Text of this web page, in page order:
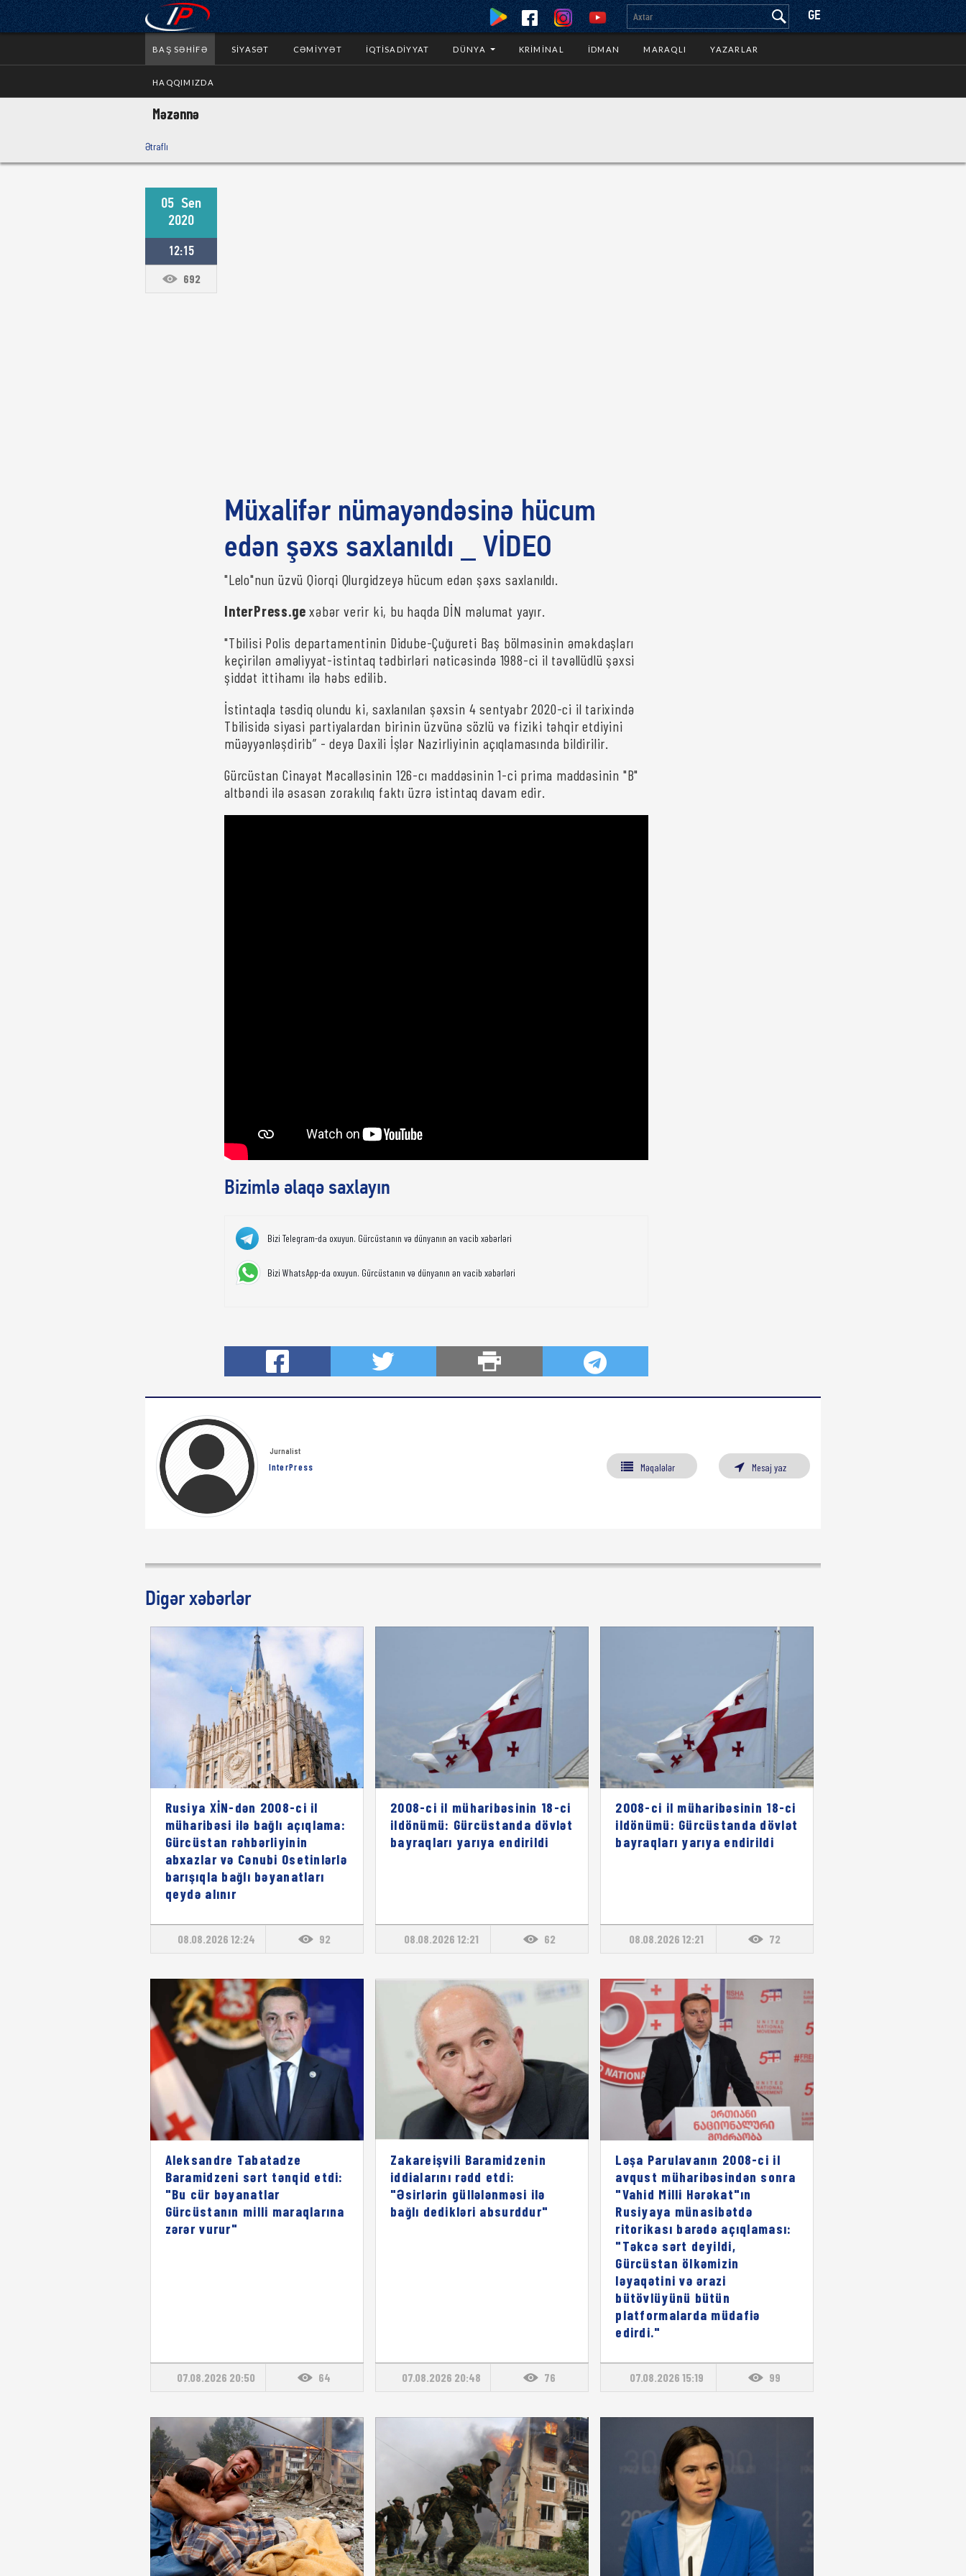
GE
BAŞ SƏHIFƏ SIYASƏT CƏMIYYƏT İQTISADIYYAT DÜNYA KRIMINAL İDMAN MARAQLI YAZARLAR
HAQQIMIZDA
Məzənnə
Ətraflı
05 Sen
2020
12:15
692
Müxalifər nümayəndəsinə hücum
edən şəxs saxlanıldı _ VİDEO
"Lelo"nun üzvü Qiorqi Qlurgidzeyə hücum edən şəxs saxlanıldı.
InterPress.ge xəbər verir ki, bu haqda DİN məlumat yayır.
"Tbilisi Polis departamentinin Didube-Çuğureti Baş bölməsinin əməkdaşları
keçirilən əməliyyat-istintaq tədbirləri nəticəsində 1988-ci il təvəllüdlü şəxsi
şiddət ittihamı ilə həbs edilib.
İstintaqla təsdiq olundu ki, saxlanılan şəxsin 4 sentyabr 2020-ci il tarixində
Tbilisidə siyasi partiyalardan birinin üzvünə sözlü və fiziki təhqir etdiyini
müəyyənləşdirib” - deyə Daxili İşlər Nazirliyinin açıqlamasında bildirilir.
Gürcüstan Cinayət Məcəlləsinin 126-cı maddəsinin 1-ci prima maddəsinin "B"
altbəndi ilə əsasən zorakılıq faktı üzrə istintaq davam edir.
Bizimlə əlaqə saxlayın
Bizi Telegram-da oxuyun. Gürcüstanın və dünyanın ən vacib xəbərləri
Bizi WhatsApp-da oxuyun. Gürcüstanın və dünyanın ən vacib xəbərləri
Jurnalist
InterPress Məqalələr Mesaj yaz
Digər xəbərlər
Rusiya XİN-dən 2008-ci il
müharibəsi ilə bağlı açıqlama:
Gürcüstan rəhbərliyinin
abxazlar və Cənubi Osetinlərlə
barışıqla bağlı bəyanatları
qeydə alınır
08.08.2026 12:24 92
2008-ci il müharibəsinin 18-ci
ildönümü: Gürcüstanda dövlət
bayraqları yarıya endirildi
08.08.2026 12:21 62
2008-ci il müharibəsinin 18-ci
ildönümü: Gürcüstanda dövlət
bayraqları yarıya endirildi
08.08.2026 12:21 72
Aleksandre Tabatadze
Baramidzeni sərt tənqid etdi:
"Bu cür bəyanatlar
Gürcüstanın milli maraqlarına
zərər vurur"
07.08.2026 20:50 64
Zakareişvili Baramidzenin
iddialarını rədd etdi:
"Əsirlərin güllələnməsi ilə
bağlı dedikləri absurddur"
07.08.2026 20:48 76
Ləşa Parulavanın 2008-ci il
avqust müharibəsindən sonra
"Vahid Milli Hərəkat"ın
Rusiyaya münasibətdə
ritorikası barədə açıqlaması:
"Təkcə sərt deyildi,
Gürcüstan ölkəmizin
ləyaqətini və ərazi
bütövlüyünü bütün
platformalarda müdafiə
edirdi."
07.08.2026 15:19 99